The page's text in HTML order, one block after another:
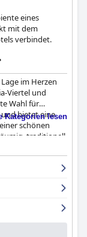
eines
mit dem
verbindet.
im Herzen
Viertel und
Wahl für
bietet eine
schönen
traditionell
Antiquitäten
und
hilfsbereit
und
das
Kategorien lesen